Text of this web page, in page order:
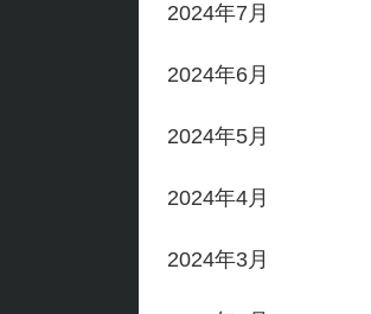
2024年7月
2024年6月
2024年5月
2024年4月
2024年3月